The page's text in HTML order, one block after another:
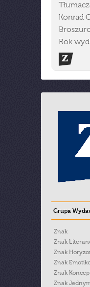
Konrad
Rok
Grupa
Znak
Znak
Znak
Znak
Znak
Znak